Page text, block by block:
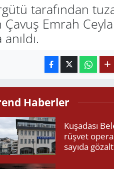
tarafından
Çavuş Emrah
Haberler
Kuşadası
rüşvet
sayıda